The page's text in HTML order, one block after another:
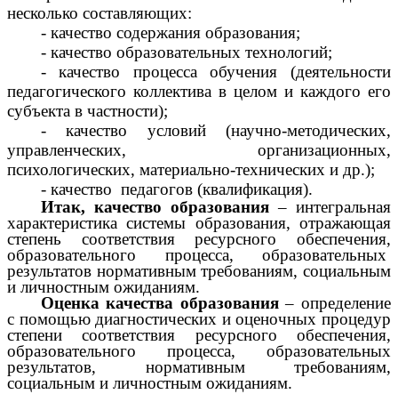
несколько составляющих:
качество содержания образования;
качество образовательных технологий;
качество процесса обучения (деятельности
педагогического коллектива в целом и каждого его
субъекта в частности);
качество условий (научно-методических,
управленческих, организационных,
психологических, материально-технических и др.);
качество педагогов (квалификация).
Итак, качество образования– интегральная
характеристика системы образования, отражающая
степень соответствия ресурсного обеспечения,
образовательного процесса, образовательных
результатов нормативным требованиям, социальным
и личностным ожиданиям.
Оценка качества образования– определение
с помощью диагностических и оценочных процедур
степени соответствия ресурсного обеспечения,
образовательного процесса, образовательных
результатов, нормативным требованиям,
социальным и личностным ожиданиям.